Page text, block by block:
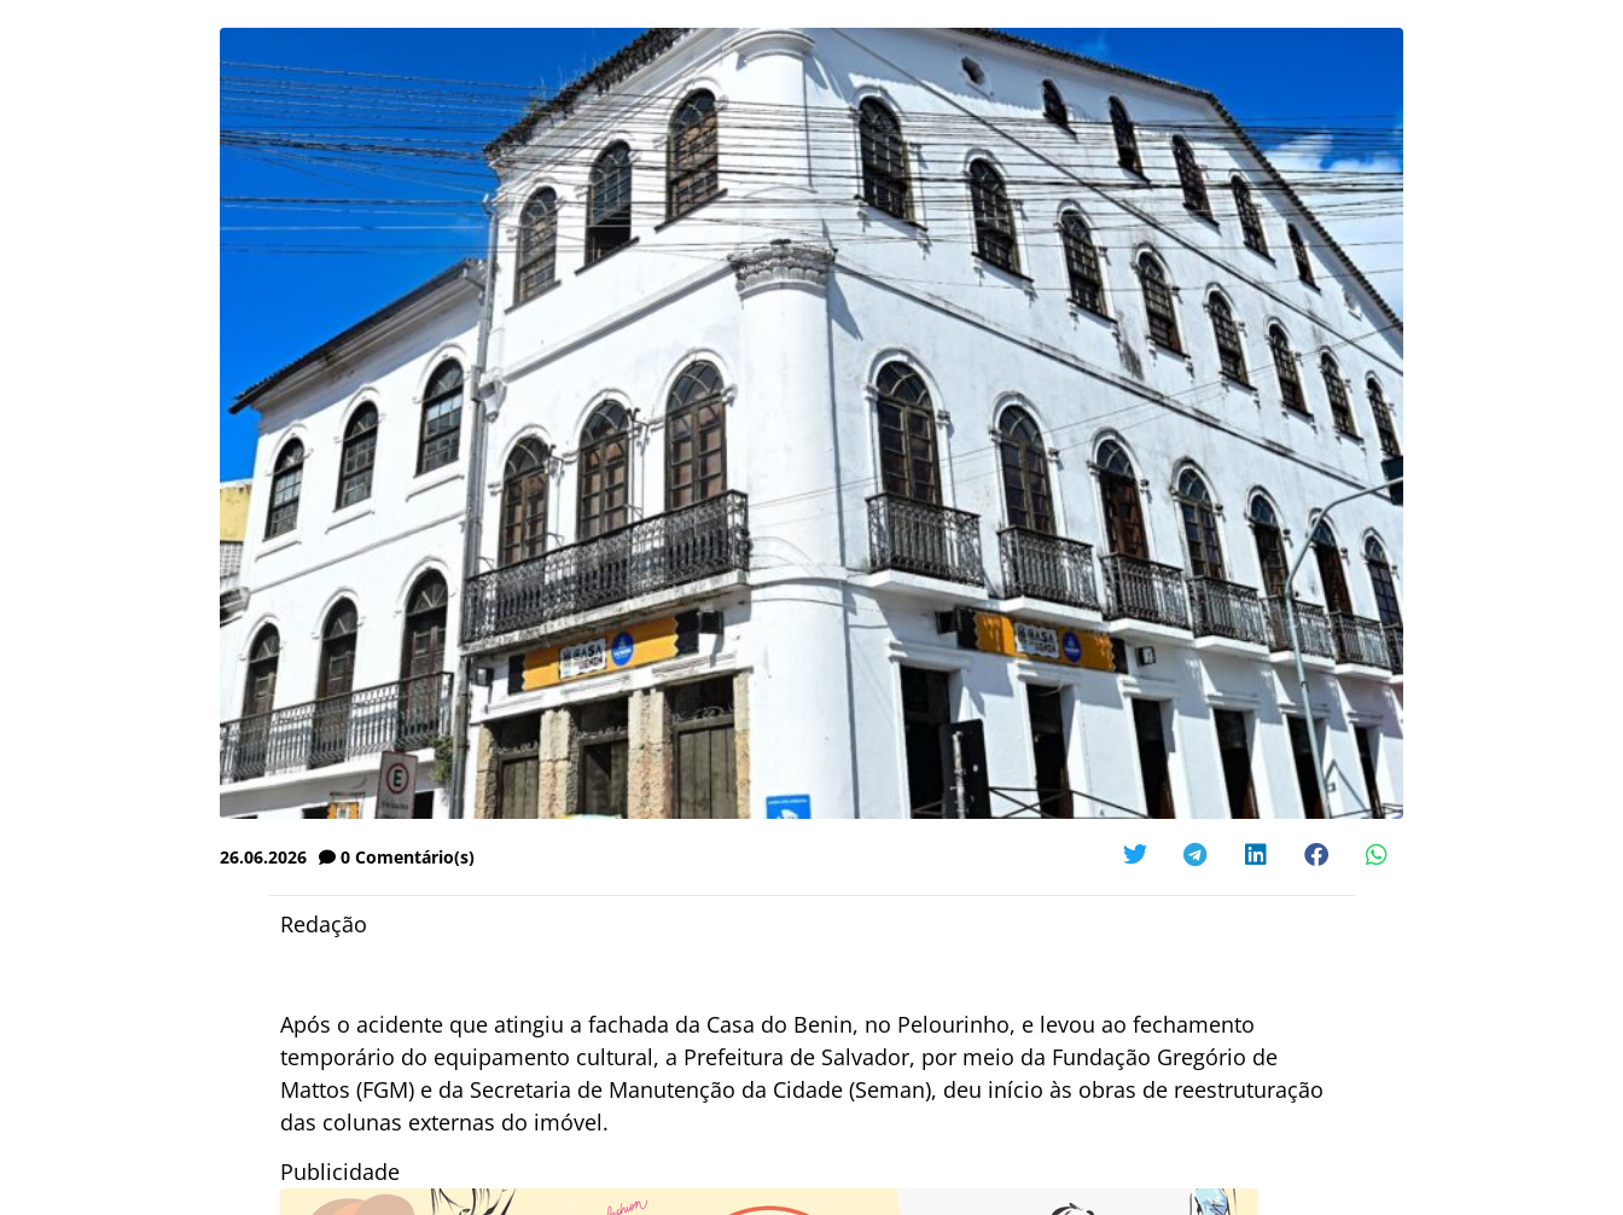
26.06.2026 0 Comentário(s)
Redação
Após o acidente que atingiu a fachada da Casa do Benin, no Pelourinho, e levou ao fechamento
temporário do equipamento cultural, a Prefeitura de Salvador, por meio da Fundação Gregório de
Mattos (FGM) e da Secretaria de Manutenção da Cidade (Seman), deu início às obras de reestruturação
das colunas externas do imóvel.
Publicidade